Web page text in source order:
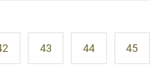
43 44 45
для